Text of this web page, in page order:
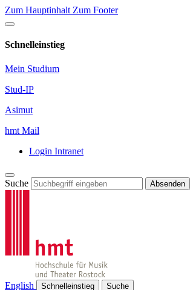
Zum Hauptinhalt Zum Footer
Schnelleinstieg
Mein Studium
Stud-IP
Asimut
hmt Mail
Login Intranet
Suche Absenden
English Schnelleinstieg Suche